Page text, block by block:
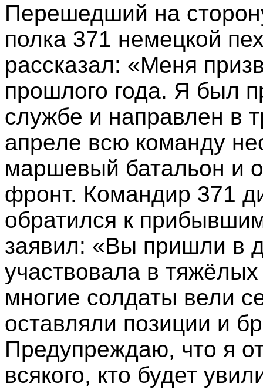
Перешедший на
полка 371 немецкой
рассказал: «Меня
прошлого года. Я был
службе и направлен в
апреле всю команду
маршевый батальон и
фронт. Командир 371
обратился к
заявил: «Вы пришли в
участвовала в
многие солдаты вели
оставляли позиции и
Предупреждаю, что я
всякого, кто будет